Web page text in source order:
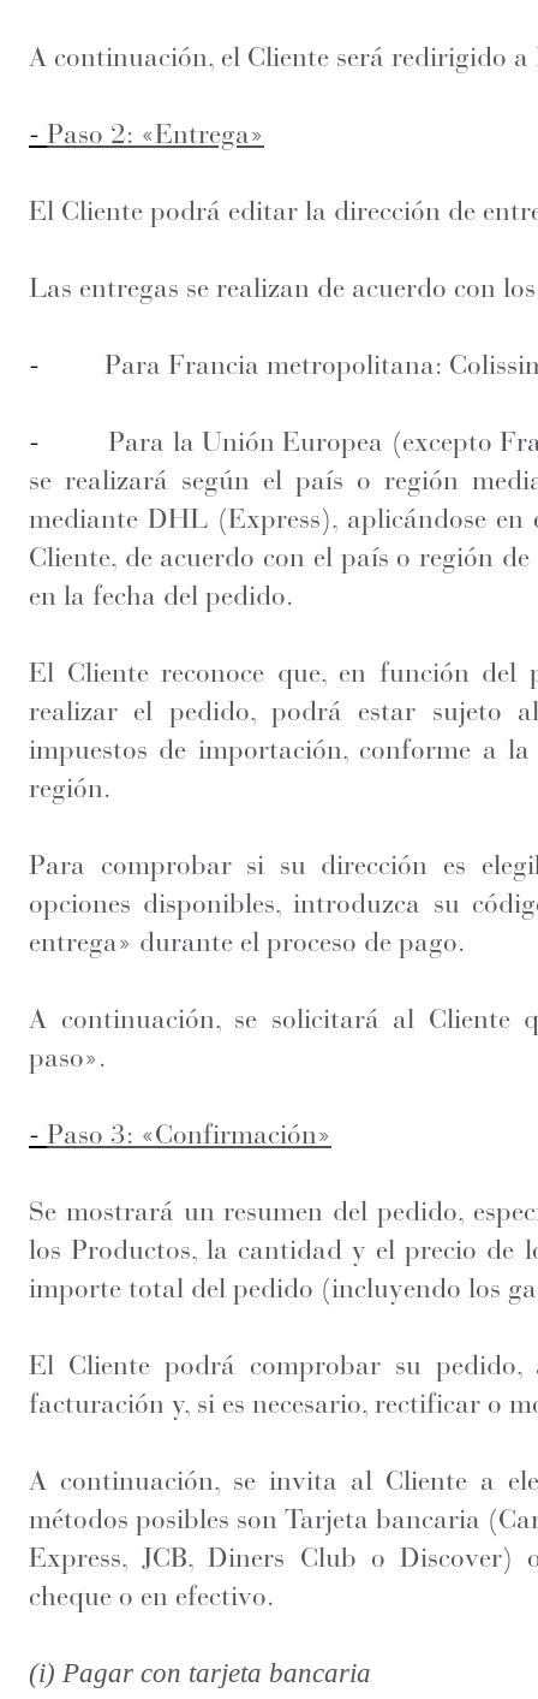
A continuación, el Cliente será redirigido a
- Paso 2: «Entrega»
El Cliente podrá editar la dirección de
Las entregas se realizan de acuerdo con
- Para Francia metropolitana:
-Para la Unión Europea (excepto
se realizará según el país o región
mediante DHL (Express), aplicándose
Cliente, de acuerdo con el país o región
en la fecha del pedido.
El Cliente reconoce que, en función
realizar el pedido, podrá estar sujeto
impuestos de importación, conforme a
región.
Para comprobar si su dirección es
opciones disponibles, introduzca su
entrega» durante el proceso de pago.
A continuación, se solicitará al Cliente
paso».
- Paso 3: «Confirmación»
Se mostrará un resumen del pedido,
los Productos, la cantidad y el precio de
importe total del pedido (incluyendo los
El Cliente podrá comprobar su
facturación y, si es necesario, rectificar o
A continuación, se invita al Cliente a
métodos posibles son Tarjeta bancaria
Express, JCB, Diners Club o Discover)
cheque o en efectivo.
(i) Pagar con tarjeta bancaria